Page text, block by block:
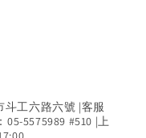
工六路六號 |客服
5575989 #510 |上